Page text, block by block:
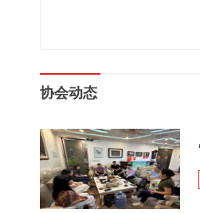
协会动态